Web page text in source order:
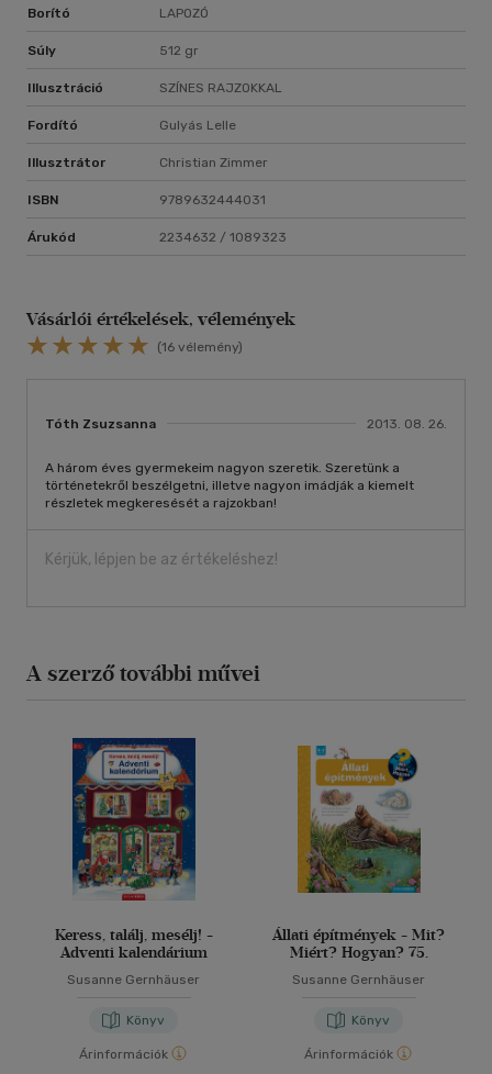
Borító LAPOZÓ
Súly 512 gr
Illusztráció SZÍNES RAJZOKKAL
Fordító Gulyás Lelle
Illusztrátor Christian Zimmer
ISBN 9789632444031
Árukód 2234632 / 1089323
Vásárlói értékelések, vélemények
(16 vélemény)
Tóth Zsuzsanna 2013. 08. 26.
A három éves gyermekeim nagyon szeretik. Szeretünk a
történetekről beszélgetni, illetve nagyon imádják a kiemelt
részletek megkeresését a rajzokban!
Kérjük, lépjen be az értékeléshez!
A szerző további művei
Keress, találj, mesélj! -
Adventi kalendárium
Susanne Gernhäuser
Könyv
Árinformációk
Állati építmények - Mit?
Miért? Hogyan? 75.
Susanne Gernhäuser
Könyv
Árinformációk